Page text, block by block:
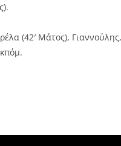
(42′ Mάτος),